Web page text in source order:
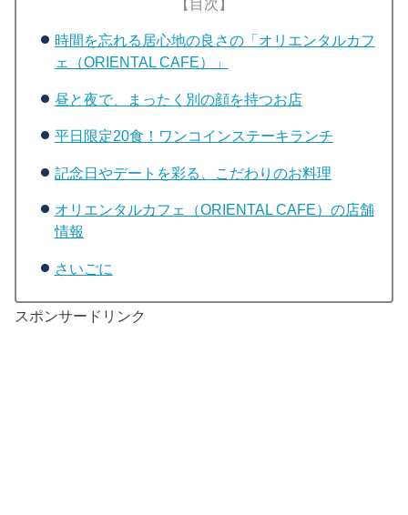
【目次】
時間を忘れる居心地の良さの「オリエンタルカフ
ェ（ORIENTAL CAFE）」
昼と夜で、まったく別の顔を持つお店
平日限定20食！ワンコインステーキランチ
記念日やデートを彩る、こだわりのお料理
オリエンタルカフェ（ORIENTAL CAFE）の店舗
情報
さいごに
スポンサードリンク